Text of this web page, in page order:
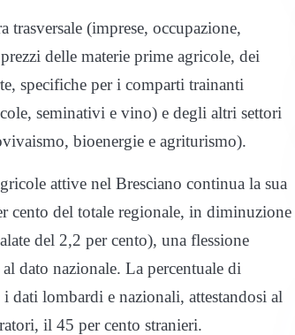
(imprese, occupazione,
delle materie prime agricole, dei
specifiche per i comparti trainanti
seminativi e vino) e degli altri settori
bioenergie e agriturismo).
attive nel Bresciano continua la sua
cento del totale regionale, in diminuzione
del 2,2 per cento), una flessione
dato nazionale. La percentuale di
lombardi e nazionali, attestandosi al
il 45 per cento stranieri.